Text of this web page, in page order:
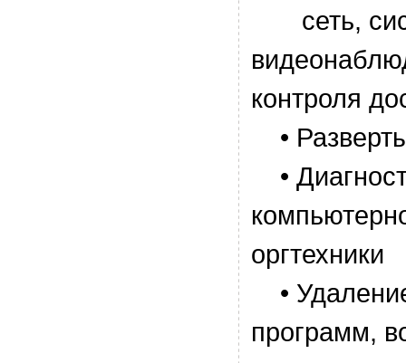
сеть,
контроля
•
•
оргтехники
•
программ,